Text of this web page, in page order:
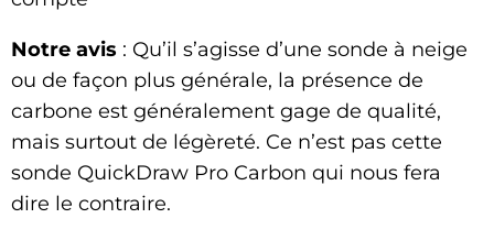
Notre avis : Qu’il s’agisse d’une sonde à neige
ou de façon plus générale, la présence de
carbone est généralement gage de qualité,
mais surtout de légèreté. Ce n’est pas cette
sonde QuickDraw Pro Carbon qui nous fera
dire le contraire.